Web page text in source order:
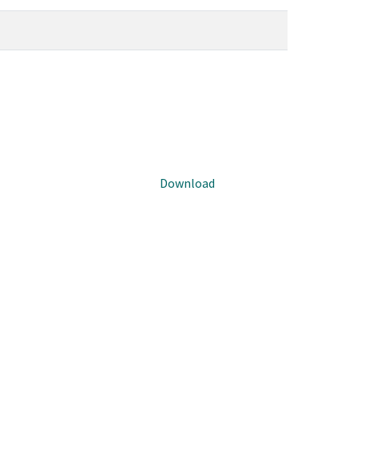
Download